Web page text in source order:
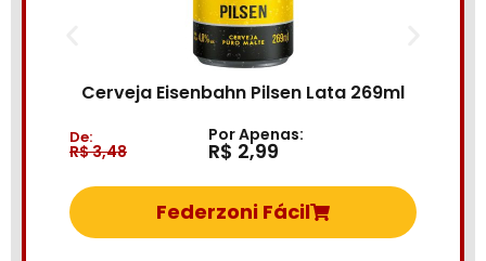
Cerveja Eisenbahn Pilsen Lata 269ml
R$ 3,48
Por Apenas:
R$ 2,99
Federzoni Fácil